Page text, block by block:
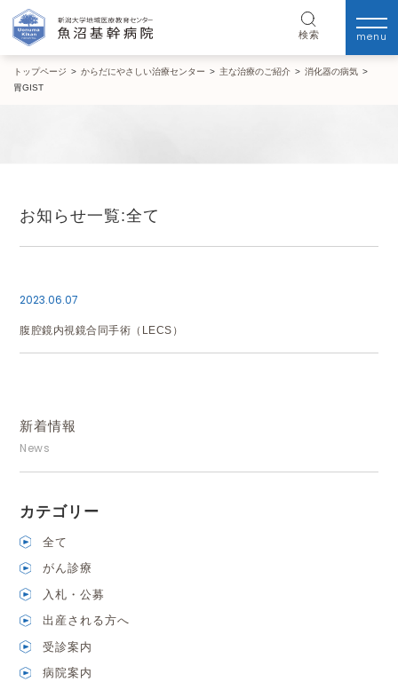
検索 menu
トップページ > からだにやさしい治療センター > 主な治療のご紹介 > 消化器の病気 >
胃GIST
新着情報
News
カテゴリー
全て
がん診療
入札・公募
出産される方へ
受診案内
病院案内
お知らせ一覧:全て
2023.06.07
腹腔鏡内視鏡合同手術（LECS）